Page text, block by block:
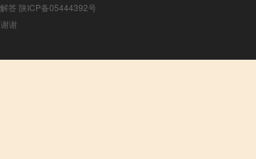
答 陕ICP备05444392号
谢